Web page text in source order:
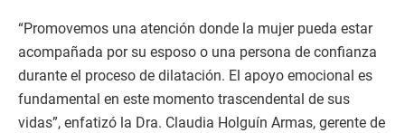
“Promovemos una atención donde la mujer pueda estar
acompañada por su esposo o una persona de confianza
durante el proceso de dilatación. El apoyo emocional es
fundamental en este momento trascendental de sus
vidas”, enfatizó la Dra. Claudia Holguín Armas, gerente de